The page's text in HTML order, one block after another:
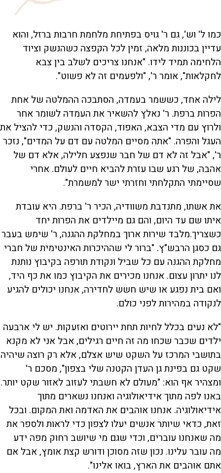
כמו ל' וש', גם ר' גויס בפתיחת מלחמת חרבות ברזל, והוא
עדיין בכוננות מלאה, זמין לכל הקפצה כשהנשק וציוד
הלחימה תמיד לידו. "אנחנו צריכים לשלב בין צבא
לחקלאות", אומר ר', "ולפעמים זה לא פשוט".
לילה אחד, כששמר בעמדה, הסתבכה ההמלטה של אחת
הפרות ברפת. ר' נאלץ להשאיר את העמדה לשומר אחר
ולרוץ עם מדי הצבא, האפוד, הקסדה והנשק, כדי להציל את
העגל והפרה. "אתה מסיים המלטה עם דם על המדים", נזכר
ר', "אבל זה לא דם של חבר שנפצע חלילה, אלא דם של
אהבה, של רגע שבו עזרת להביא חיים לעולם. אחרי
שסיימתי התקלחתי וחזרתי ישר למשמרת".
את אשתו, מתנדבת משוודיה, הכיר ר' ברפת. היא עובדת
איתו שם עד היום, והם גם מיילדים את הפרות יחד
כשצריך.מלבד שירות ארוך במחלקת ההגנה, ר' שימש בעבר
גם כסגן הרבש"ץ. "ברור לי שההיכרות האינטימית של חברי
מחלקת ההגנה עם כל שביל ונקודת תורפה בקיבוץ נותנת
לנו יתרון עצום. אנחנו מכירים את הקיבוץ כמו את כף היד,
ואם בית נפגע או שיש חשש לחדירה, אנחנו יכולים להגיע
לנקודה במהירות לפני כולם.
"לא נעים בכלל לחיות תחת יירוטים ואזעקות. יש לי ארבעה
ילדים שכבר שכחו מה זה חיים רגילים, אבל אני לא מקנא
בתושבי המרכז על השקט שיש אצלם, אלא רק רוצה שיהיה
שקט גם בפינת גן העדן הקטנה שלי בצפון", מסכם ר'
ומצהיר אף הוא: "מעולם לא חשבתי לעזוב לאזור שקט יותר.
באנו לפה מתוך אידיאולוגיה ואנחנו נשארים מתוך
אידיאולוגיה. אנחנו אוהבים את האדמה ואת המקום. ובכל
זאת, כדאי שיותר אנשים יעלו לצפון כדי לראות ולספר את
מה שאנחנו עוברים, וכדי שגם מי שיושב רחוק מפה ידע
מה עובר עלינו. נכון שזה מסוכן ודורש קצת אומץ, אבל אם
אתם אוהבים את הארץ, בואו אלינו".